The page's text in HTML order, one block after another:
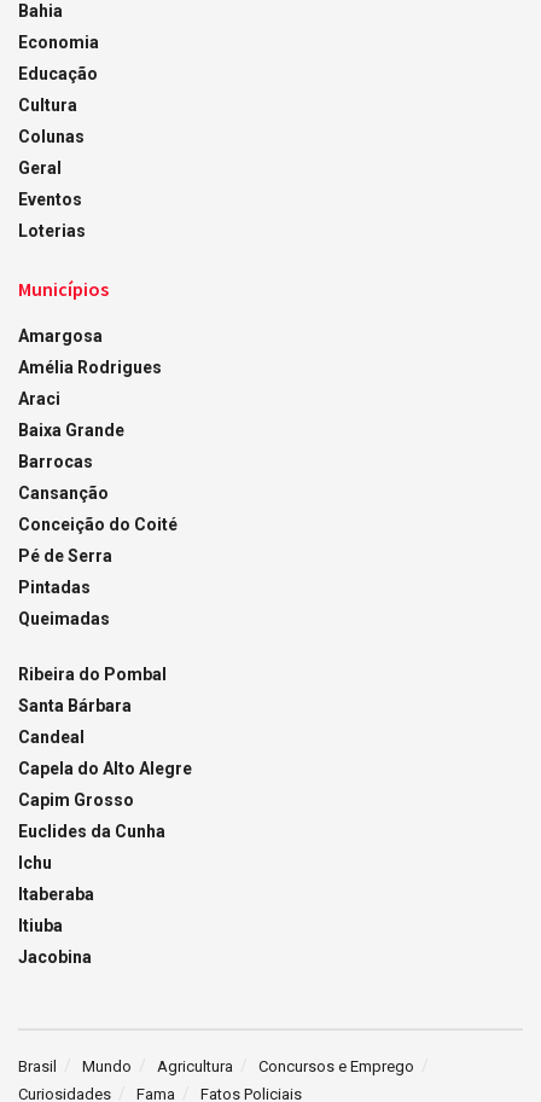
Bahia
Economia
Educação
Cultura
Colunas
Geral
Eventos
Loterias
Municípios
Amargosa
Amélia Rodrigues
Araci
Baixa Grande
Barrocas
Cansanção
Conceição do Coité
Pé de Serra
Pintadas
Queimadas
Ribeira do Pombal
Santa Bárbara
Candeal
Capela do Alto Alegre
Capim Grosso
Euclides da Cunha
Ichu
Itaberaba
Itiuba
Jacobina
Brasil Mundo Agricultura
Concursos e Emprego
Curiosidades
Fama Fatos Policiais